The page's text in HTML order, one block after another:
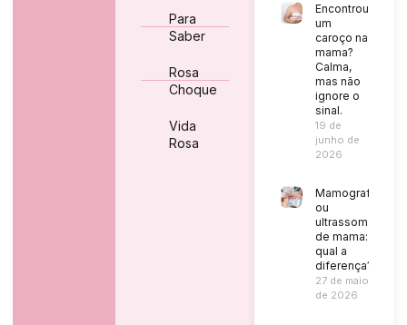
Para
Saber
Rosa
Choque
Vida
Rosa
Encontrou
um
caroço na
mama?
Calma,
mas não
ignore o
sinal.
19 de
junho de
2026
Mamografia
ou
ultrassom
de mama:
qual a
diferença?
27 de maio
de 2026